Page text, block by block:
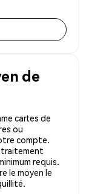
de
cartes de
ou
compte.
traitement
requis.
le moyen le